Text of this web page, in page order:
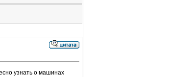
узнать о машинах